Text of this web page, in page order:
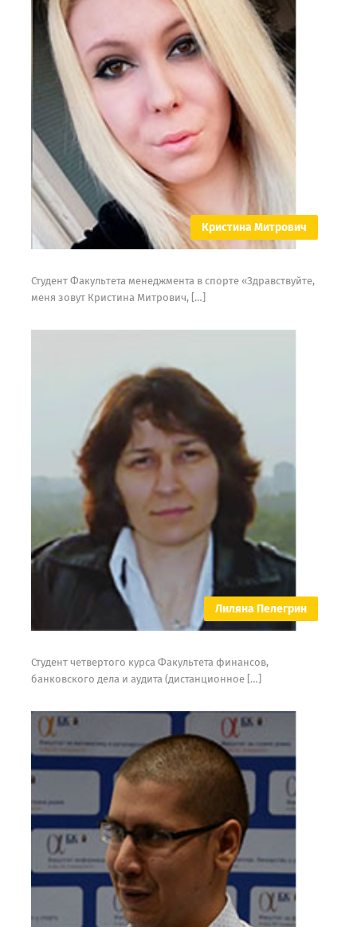
Кристина Митрович
Студент Факультета менеджмента в спорте «Здравствуйте,
меня зовут Кристина Митрович, […]
Лиляна Пелегрин
Студент четвертого курса Факультета финансов,
банковского дела и аудита (дистанционное […]